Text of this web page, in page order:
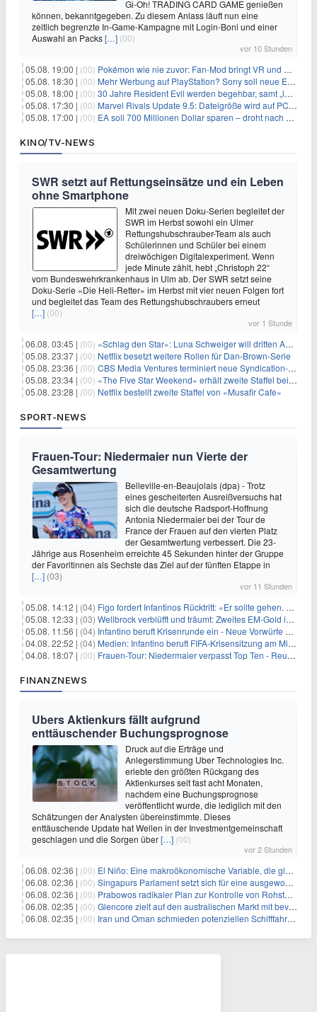
Gi-Oh! TRADING CARD GAME genießen
können, bekanntgegeben. Zu diesem Anlass läuft nun eine
zeitlich begrenzte In-Game-Kampagne mit Login-Boni und einer
Auswahl an Packs[…] (00)
vor 10 Stunden
05.08. 19:00 | (00) Pokémon wie nie zuvor: Fan-Mod bringt VR und Ego-Perspektive nach Kanto
05.08. 18:30 | (00) Mehr Werbung auf PlayStation? Sony soll neue Einnahmequellen prüfen
05.08. 18:00 | (00) 30 Jahre Resident Evil werden begehbar, samt „lebensgroßem Leon“
05.08. 17:30 | (00) Marvel Rivals Update 9.5: Dateigröße wird auf PC und Konsolen deutlich reduziert
05.08. 17:00 | (00) EA soll 700 Millionen Dollar sparen – droht nach der Übernahme die nächste Entlassungswelle?
KINO/TV-NEWS
SWR setzt auf Rettungseinsätze und ein Leben
ohne Smartphone
Mit zwei neuen Doku-Serien begleitet der
SWR im Herbst sowohl ein Ulmer
Rettungshubschrauber-Team als auch
Schülerinnen und Schüler bei einem
dreiwöchigen Digitalexperiment. Wenn
jede Minute zählt, hebt „Christoph 22“
vom Bundeswehrkrankenhaus in Ulm ab. Der SWR setzt seine
Doku-Serie «Die Heli-Retter» im Herbst mit vier neuen Folgen fort
und begleitet das Team des Rettungshubschraubers erneut
[…] (00)
vor 1 Stunde
06.08. 03:45 | (00) «Schlag den Star»: Luna Schweiger will dritten Anlauf nutzen
05.08. 23:37 | (00) Netflix besetzt weitere Rollen für Dan-Brown-Serie
05.08. 23:36 | (00) CBS Media Ventures terminiert neue Syndication-Formate
05.08. 23:34 | (00) «The Five Star Weekend» erhält zweite Staffel bei Peacock
05.08. 23:28 | (00) Netflix bestellt zweite Staffel von «Musafir Cafe»
SPORT-NEWS
Frauen-Tour: Niedermaier nun Vierte der
Gesamtwertung
Belleville-en-Beaujolais (dpa) - Trotz
eines gescheiterten Ausreißversuchs hat
sich die deutsche Radsport-Hoffnung
Antonia Niedermaier bei der Tour de
France der Frauen auf den vierten Platz
der Gesamtwertung verbessert. Die 23-
Jährige aus Rosenheim erreichte 45 Sekunden hinter der Gruppe
der Favoritinnen als Sechste das Ziel auf der fünften Etappe in
[…] (03)
vor 11 Stunden
05.08. 14:12 | (04) Figo fordert Infantinos Rücktritt: «Er sollte gehen. Jetzt»
05.08. 12:33 | (03) Wellbrock verblüfft und träumt: Zweites EM-Gold in Paris
05.08. 11:56 | (04) Infantino beruft Krisenrunde ein - Neue Vorwürfe gegen FIFA
04.08. 22:52 | (04) Medien: Infantino beruft FIFA-Krisensitzung am Mittwoch ein
04.08. 18:07 | (00) Frauen-Tour: Niedermaier verpasst Top Ten - Reusser siegt
FINANZNEWS
Ubers Aktienkurs fällt aufgrund
enttäuschender Buchungsprognose
Druck auf die Erträge und
Anlegerstimmung Uber Technologies Inc.
erlebte den größten Rückgang des
Aktienkurses seit fast acht Monaten,
nachdem eine Buchungsprognose
veröffentlicht wurde, die lediglich mit den
Schätzungen der Analysten übereinstimmte. Dieses
enttäuschende Update hat Wellen in der Investmentgemeinschaft
geschlagen und die Sorgen über[…] (00)
vor 2 Stunden
06.08. 02:36 | (00) El Niño: Eine makroökonomische Variable, die globale Wirtschaftslandschaften umgestaltet
06.08. 02:36 | (00) Singapurs Parlament setzt sich für eine ausgewogene wirtschaftliche Zukunft ein
06.08. 02:36 | (00) Prabowos radikaler Plan zur Kontrolle von Rohstoffexporten steht vor konkurrierenden Visionen
06.08. 02:35 | (00) Glencore zielt auf den australischen Markt mit bevorstehendem Sekundärlisting
06.08. 02:35 | (00) Iran und Oman schmieden potenziellen Schifffahrtsvertrag im Hormuskanal